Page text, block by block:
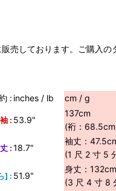
売しております。ご購入
: inches / lb cm / g
: 53.9"
137cm
(裄：
:18.7"
袖丈：
(1 尺 2 寸 5
] : 51.9"
身丈：132cm
(3 尺 4 寸 8